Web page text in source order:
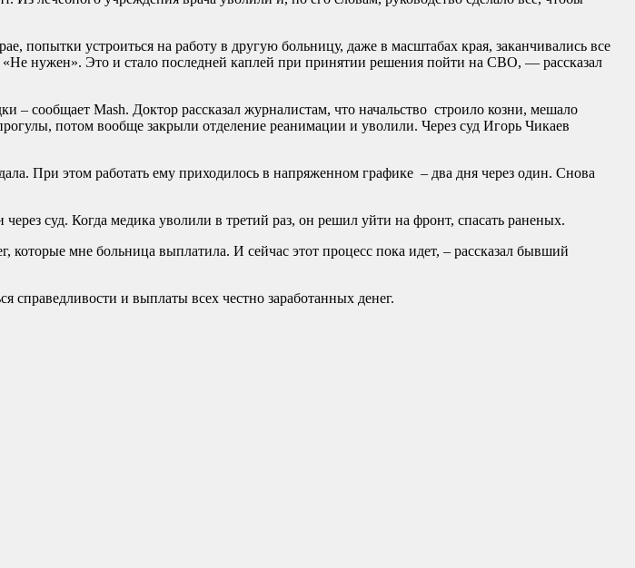
попытки устроиться на работу в другую больницу, даже в масштабах края, заканчивались все
нужен». Это и стало последней каплей при принятии решения пойти на СВО, — рассказал
– сообщает Mash. Доктор рассказал журналистам, что начальство строило козни, мешало
потом вообще закрыли отделение реанимации и уволили. Через суд Игорь Чикаев
При этом работать ему приходилось в напряженном графике – два дня через один. Снова
суд. Когда медика уволили в третий раз, он решил уйти на фронт, спасать раненых.
которые мне больница выплатила. И сейчас этот процесс пока идет, – рассказал бывший
справедливости и выплаты всех честно заработанных денег.